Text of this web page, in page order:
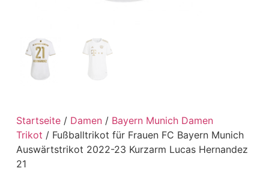
Startseite/ Damen/ Bayern Munich Damen
Trikot / Fußballtrikot für Frauen FC Bayern Munich
Auswärtstrikot 2022-23 Kurzarm Lucas Hernandez
21